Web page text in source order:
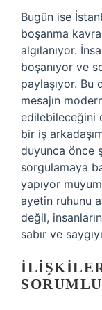
Bugün ise
boşanma
algılanıyor.
boşanıyor ve
paylaşıyor. Bu
mesajın
edilebileceğini
bir iş
duyunca önce
sorgulamaya
yapıyor
ayetin ruhunu
değil,
sabır ve